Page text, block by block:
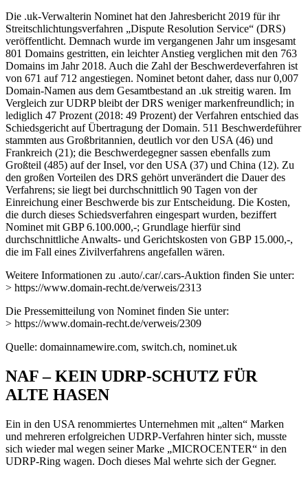
Die .uk-Verwalterin Nominet hat den Jahresbericht 2019 für ihr
Streitschlichtungsverfahren „Dispute Resolution Service“ (DRS)
veröffentlicht. Demnach wurde im vergangenen Jahr um insgesamt
801 Domains gestritten, ein leichter Anstieg verglichen mit den 763
Domains im Jahr 2018. Auch die Zahl der Beschwerdeverfahren ist
von 671 auf 712 angestiegen. Nominet betont daher, dass nur 0,007
Domain-Namen aus dem Gesamtbestand an .uk streitig waren. Im
Vergleich zur UDRP bleibt der DRS weniger markenfreundlich; in
lediglich 47 Prozent (2018: 49 Prozent) der Verfahren entschied das
Schiedsgericht auf Übertragung der Domain. 511 Beschwerdeführer
stammten aus Großbritannien, deutlich vor den USA (46) und
Frankreich (21); die Beschwerdegegner sassen ebenfalls zum
Großteil (485) auf der Insel, vor den USA (37) und China (12). Zu
den großen Vorteilen des DRS gehört unverändert die Dauer des
Verfahrens; sie liegt bei durchschnittlich 90 Tagen von der
Einreichung einer Beschwerde bis zur Entscheidung. Die Kosten,
die durch dieses Schiedsverfahren eingespart wurden, beziffert
Nominet mit GBP 6.100.000,-; Grundlage hierfür sind
durchschnittliche Anwalts- und Gerichtskosten von GBP 15.000,-,
die im Fall eines Zivilverfahrens angefallen wären.
Weitere Informationen zu .auto/.car/.cars-Auktion finden Sie unter:
> https://www.domain-recht.de/verweis/2313
Die Pressemitteilung von Nominet finden Sie unter:
> https://www.domain-recht.de/verweis/2309
Quelle: domainnamewire.com, switch.ch, nominet.uk
NAF – KEIN UDRP-SCHUTZ FÜR
ALTE HASEN
Ein in den USA renommiertes Unternehmen mit „alten“ Marken
und mehreren erfolgreichen UDRP-Verfahren hinter sich, musste
sich wieder mal wegen seiner Marke „MICROCENTER“ in den
UDRP-Ring wagen. Doch dieses Mal wehrte sich der Gegner.